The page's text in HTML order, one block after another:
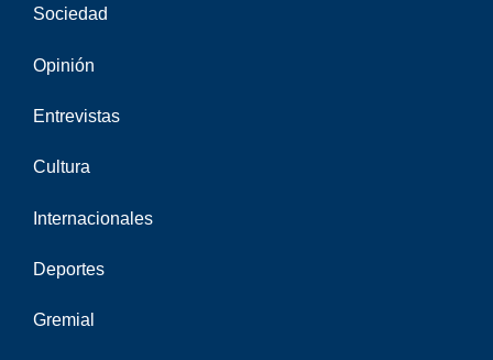
Sociedad
Opinión
Entrevistas
Cultura
Internacionales
Deportes
Gremial